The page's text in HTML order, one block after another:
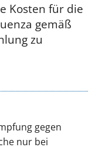
Kosten für die
gemäß
zu
gegen
nur bei